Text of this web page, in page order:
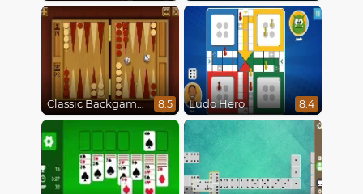
Classic Backgammon 8.5 Ludo Hero 8.4